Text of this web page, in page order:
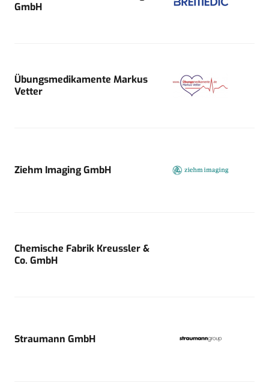
GmbH
Übungsmedikamente Markus
Vetter
Ziehm Imaging GmbH
Chemische Fabrik Kreussler &
Co. GmbH
Straumann GmbH